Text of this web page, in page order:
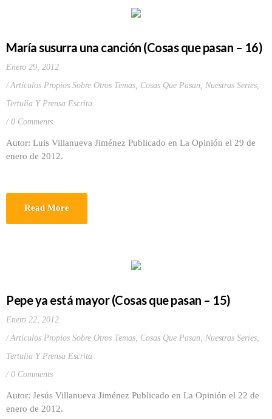
María susurra una canción (Cosas que pasan – 16)
Enero 29, 2012
Artículos Propios Sobre Otros Temas, Cosas Que Pasan, Nuestras Series,
Tertulia Y Prensa Escrita
0 Comments
Autor: Luis Villanueva Jiménez Publicado en La Opinión el 29 de
enero de 2012.
Read More
Pepe ya está mayor (Cosas que pasan – 15)
Enero 22, 2012
Artículos Propios Sobre Otros Temas, Cosas Que Pasan, Nuestras Series,
Tertulia Y Prensa Escrita
0 Comments
Autor: Jesús Villanueva Jiménez Publicado en La Opinión el 22 de
enero de 2012.